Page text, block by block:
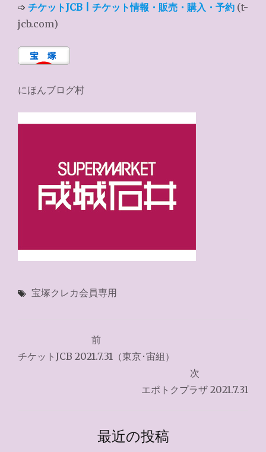
➩ チケットJCB | チケット情報・販売・購入・予約 (t-
jcb.com)
にほんブログ村
宝塚クレカ会員専用
稿
前
チケットJCB 2021.7.31（東京･宙組）
次
エポトクプラザ 2021.7.31
最近の投稿